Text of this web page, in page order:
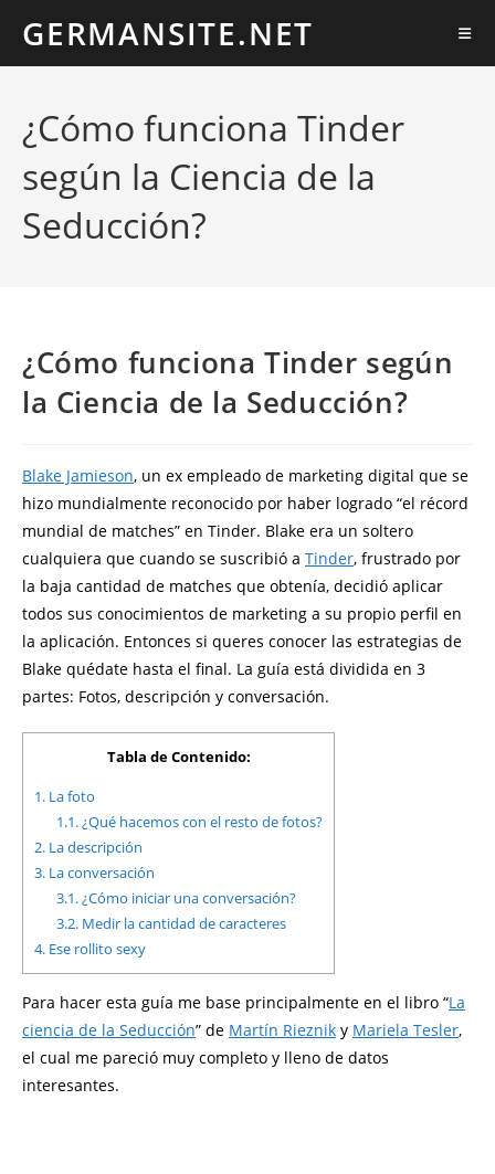
contenido
GERMANSITE.NET
¿Cómo funciona Tinder
según la Ciencia de la
Seducción?
¿Cómo funciona Tinder según
la Ciencia de la Seducción?
Blake Jamieson, un ex empleado de marketing digital que se
hizo mundialmente reconocido por haber logrado “el récord
mundial de matches” en Tinder. Blake era un soltero
cualquiera que cuando se suscribió a Tinder, frustrado por
la baja cantidad de matches que obtenía, decidió aplicar
todos sus conocimientos de marketing a su propio perfil en
la aplicación. Entonces si queres conocer las estrategias de
Blake quédate hasta el final. La guía está dividida en 3
partes: Fotos, descripción y conversación.
Tabla de Contenido:
1. La foto
1.1.¿Qué hacemos con el resto de fotos?
2. La descripción
3. La conversación
3.1.¿Cómo iniciar una conversación?
3.2.Medir la cantidad de caracteres
4. Ese rollito sexy
Para hacer esta guía me base principalmente en el libro “La
ciencia de la Seducción” de Martín Rieznik y Mariela Tesler,
el cual me pareció muy completo y lleno de datos
interesantes.